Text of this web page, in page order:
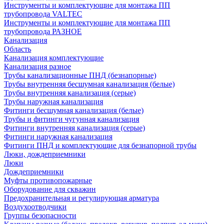
Инструменты и комплектующие для монтажа ПП
трубопровода VALTEC
Инструменты и комплектующие для монтажа ПП
трубопровода РАЗНОЕ
Канализация
Область
Канализация комплектующие
Канализация разное
Трубы канализационные ПНД (безнапорные)
Трубы внутренняя бесшумная канализация (белые)
Трубы внутренняя канализация (серые)
Трубы наружная канализация
Фитинги бесшумная канализация (белые)
Трубы и фитинги чугунная канализация
Фитинги внутренняя канализация (серые)
Фитинги наружная канализация
Фитинги ПНД и комплектующие для безнапорной трубы
Люки, дождеприемники
Люки
Дождеприемники
Муфты противопожарные
Оборудование для скважин
Предохранительная и регулирующая арматура
Воздухоотводчики
Группы безопасности